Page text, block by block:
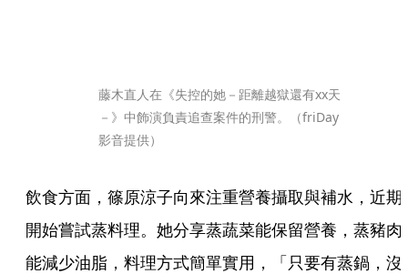
藤木直人在《失控的她－距離越獄還有xx天
－》中飾演負責追查案件的刑警。（friDay
影音提供）
飲食方面，篠原涼子向來注重營養攝取與補水，近期
開始嘗試蒸料理。她分享蒸蔬菜能保留營養，蒸豬肉
能減少油脂，料理方式簡單實用，「只要有蒸鍋，沒